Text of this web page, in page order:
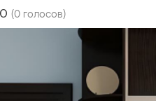
(0 голосов)